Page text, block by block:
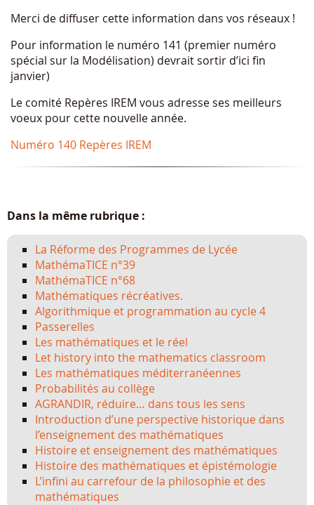
Merci de diffuser cette information dans vos réseaux !
Pour information le numéro 141 (premier numéro
spécial sur la Modélisation) devrait sortir d’ici fin
janvier)
Le comité Repères IREM vous adresse ses meilleurs
voeux pour cette nouvelle année.
Numéro 140 Repères IREM
Dans la même rubrique :
La Réforme des Programmes de Lycée
MathémaTICE n°39
MathémaTICE n°68
Mathématiques récréatives.
Algorithmique et programmation au cycle 4
Passerelles
Les mathématiques et le réel
Let history into the mathematics classroom
Les mathématiques méditerranéennes
Probabilités au collège
AGRANDIR, réduire… dans tous les sens
Introduction d’une perspective historique dans
l’enseignement des mathématiques
Histoire et enseignement des mathématiques
Histoire des mathématiques et épistémologie
L’infini au carrefour de la philosophie et des
mathématiques